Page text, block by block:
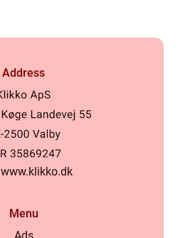
Address
www.klikko.dk
Menu